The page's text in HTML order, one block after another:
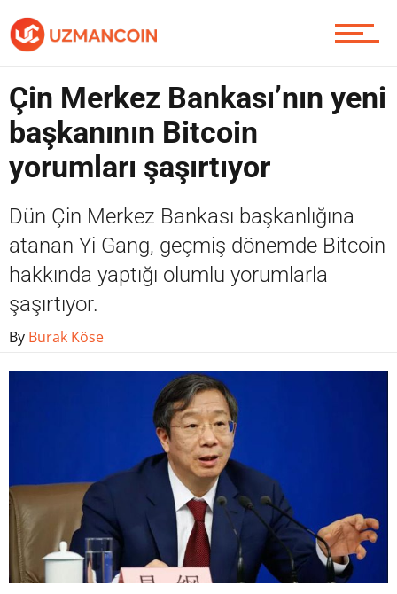
Yazarlardan
Piyasa
Soru Sor
Contact / İletişim
Çin Merkez Bankası’nın yeni
başkanının Bitcoin
yorumları şaşırtıyor
Dün Çin Merkez Bankası başkanlığına
atanan Yi Gang, geçmiş dönemde Bitcoin
hakkında yaptığı olumlu yorumlarla
şaşırtıyor.
By Burak Köse